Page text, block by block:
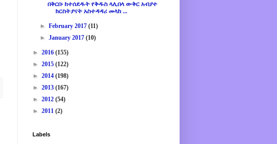
በቅርቡ ከተሰደዱት የቅዱስ ላሊበላ ውቅር አብያተ
ክርስትያናት አስተዳዳሪ መላከ ...
►February 2017(11)
►January 2017(10)
► 2016 (155)
► 2015 (122)
► 2014 (198)
► 2013 (167)
► 2012 (54)
► 2011 (2)
Labels